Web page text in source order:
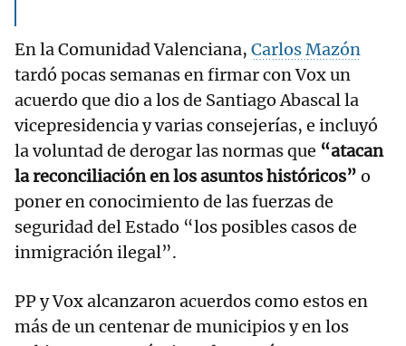
En la Comunidad Valenciana, Carlos Mazón
tardó pocas semanas en firmar con Vox un
acuerdo que dio a los de Santiago Abascal la
vicepresidencia y varias consejerías, e incluyó
la voluntad de derogar las normas que “atacan
la reconciliación en los asuntos históricos” o
poner en conocimiento de las fuerzas de
seguridad del Estado “los posibles casos de
inmigración ilegal”.
PP y Vox alcanzaron acuerdos como estos en
más de un centenar de municipios y en los